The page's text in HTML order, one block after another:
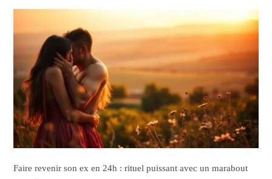
Faire revenir son ex en 24h : rituel puissant avec un marabout